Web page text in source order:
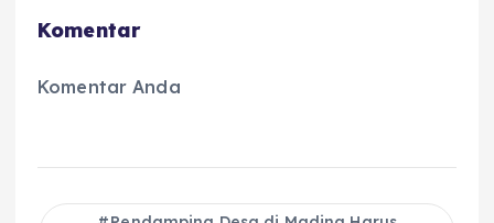
Komentar
Komentar Anda